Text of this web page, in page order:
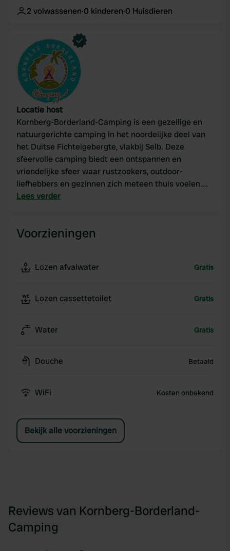
2volwassenen·0 kinderen·0 Huisdieren
Locatie host
Kornberg-Borderland-Camping is een gezellige en
natuurgerichte camping in het noordelijke deel van
het Duitse Fichtelgebergte, vlakbij Selb. Deze
sfeervolle camping biedt een ontspannen en
vriendelijke sfeer waar rustzoekers, outdoor-
liefhebbers en gezinnen zich meteen thuis voelen.
Het terrein is ingedeeld met ruime camping- en
elektriciteit en watervoorziening bij de hand.
Lees verder
Voorzieningen
Lozen afvalwater Gratis
Lozen cassettetoilet Gratis
Water Gratis
Douche Betaald
WiFi Kosten onbekend
Bekijk alle voorzieningen
Reviews van Kornberg-Borderland-
Camping